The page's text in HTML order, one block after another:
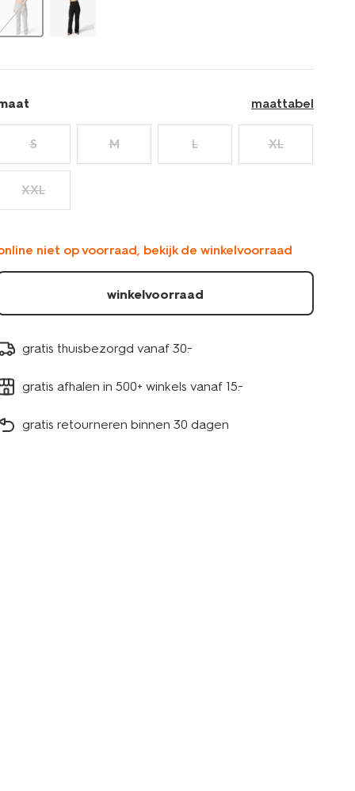
maattabel
S M L XL
XXL
niet op voorraad, bekijk de winkelvoorraad
winkelvoorraad
gratis thuisbezorgd vanaf 30.-
gratis afhalen in 500+ winkels vanaf 15.-
gratis retourneren binnen 30 dagen